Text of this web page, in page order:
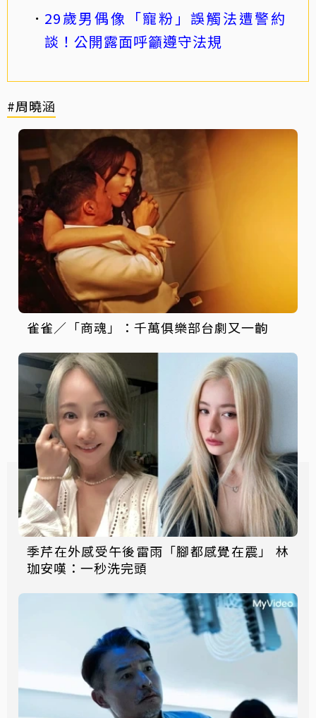
29歲男偶像「寵粉」誤觸法遭警約
談！公開露面呼籲遵守法規
#周曉涵
雀雀／「商魂」：千萬俱樂部台劇又一齣
季芹在外感受午後雷雨「腳都感覺在震」 林
珈安嘆：一秒洗完頭